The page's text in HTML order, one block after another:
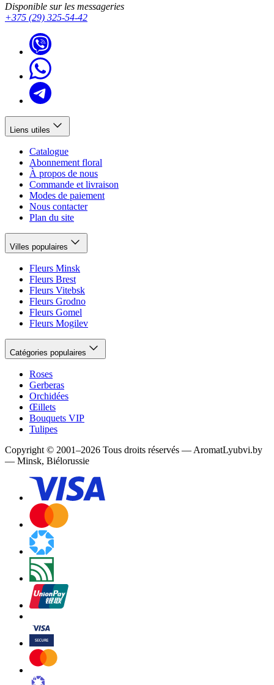
Disponible sur les messageries
+375 (29) 325-54-42
Liens utiles
Catalogue
Abonnement floral
À propos de nous
Commande et livraison
Modes de paiement
Nous contacter
Plan du site
Villes populaires
Fleurs Minsk
Fleurs Brest
Fleurs Vitebsk
Fleurs Grodno
Fleurs Gomel
Fleurs Mogilev
Catégories populaires
Roses
Gerberas
Orchidées
Œillets
Bouquets VIP
Tulipes
Copyright © 2001–2026 Tous droits réservés — AromatLyubvi.by
— Minsk, Biélorussie